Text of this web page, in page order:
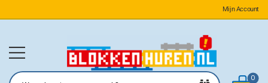
Mijn Account
0